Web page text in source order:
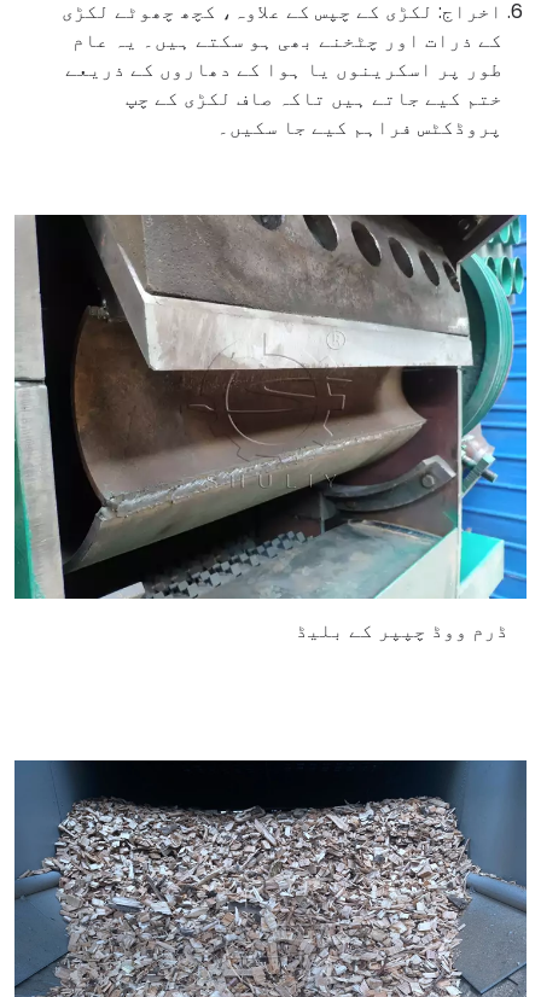
اخراج: لکڑی کے چپس کے علاوہ، کچھ چھوٹے لکڑی
کے ذرات اور چٹخنے بھی ہو سکتے ہیں۔ یہ عام
طور پر اسکرینوں یا ہوا کے دھاروں کے ذریعے
ختم کیے جاتے ہیں تاکہ صاف لکڑی کے چپ
پروڈکٹس فراہم کیے جا سکیں۔
ڈرم ووڈ چپپر کے بلیڈ